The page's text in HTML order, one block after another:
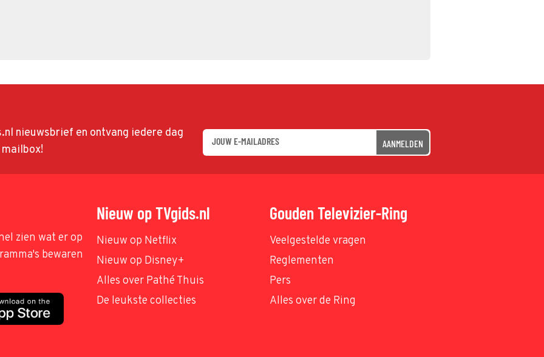
nieuwsbrief en ontvang iedere dag
AANMELDEN
zien wat er op
bewaren
Nieuw op TVgids.nl
Nieuw op Netflix
Nieuw op Disney+
Alles over Pathé Thuis
De leukste collecties
Gouden Televizier-Ring
Veelgestelde vragen
Reglementen
Pers
Alles over de Ring